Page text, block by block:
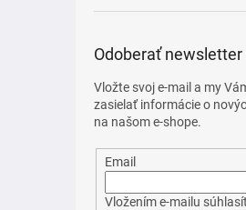
Odoberať newsletter
Vložte svoj e-mail a my
zasielať informácie o
na našom e-shope.
Email
Vložením e-mailu